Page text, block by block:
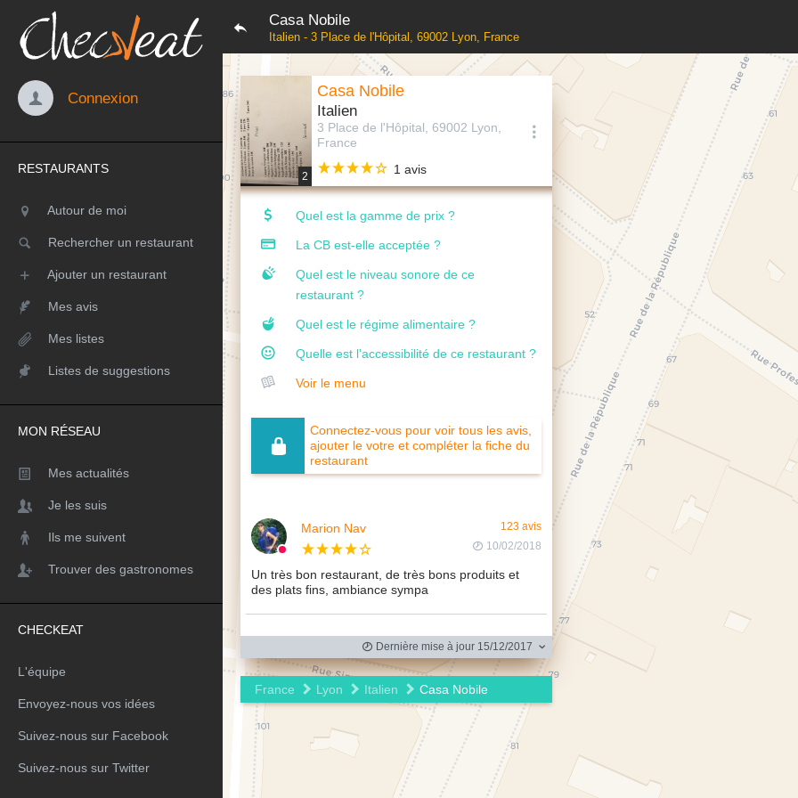
Casa Nobile
Italien - 3 Place de l'Hôpital, 69002 Lyon, France
Connexion
RESTAURANTS
Autour de moi
Rechercher un restaurant
Ajouter un restaurant
Mes avis
Mes listes
Listes de suggestions
MON RÉSEAU
Mes actualités
Je les suis
Ils me suivent
Trouver des gastronomes
CHECKEAT
L'équipe
Envoyez-nous vos idées
Suivez-nous sur Facebook
Suivez-nous sur Twitter
2
Casa Nobile
Italien
3 Place de l'Hôpital, 69002 Lyon,
France
1 avis
Quel est la gamme de prix ?
La CB est-elle acceptée ?
Quel est le niveau sonore de ce
restaurant ?
Quel est le régime alimentaire ?
Quelle est l'accessibilité de ce restaurant ?
Voir le menu
Connectez-vous pour voir tous les avis,
ajouter le votre et compléter la fiche du
restaurant
Marion Nav
123 avis
10/02/2018
Un très bon restaurant, de très bons produits et
des plats fins, ambiance sympa
Dernière mise à jour 15/12/2017
France Lyon Italien Casa Nobile